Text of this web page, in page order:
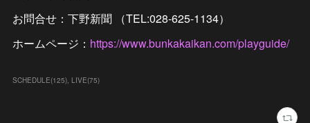
お問合せ：下野新聞 （TEL:028-625-1134）
ホームページ： https://www.bunkakaikan.com/playguide/
SCHEDULE(125) LIVE(75)